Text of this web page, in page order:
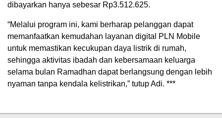
dibayarkan hanya sebesar Rp3.512.625.
“Melalui program ini, kami berharap pelanggan dapat
memanfaatkan kemudahan layanan digital PLN Mobile
untuk memastikan kecukupan daya listrik di rumah,
sehingga aktivitas ibadah dan kebersamaan keluarga
selama bulan Ramadhan dapat berlangsung dengan lebih
nyaman tanpa kendala kelistrikan,” tutup Adi. ***